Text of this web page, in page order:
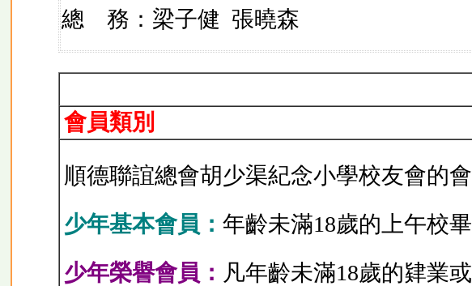
總 務：梁子健 張曉森
會員類別
順德聯誼總會胡少渠紀念小學校友會的
少年基本會員： 年齡未滿18歲的上午校
少年榮譽會員： 凡年齡未滿18歲的肄業